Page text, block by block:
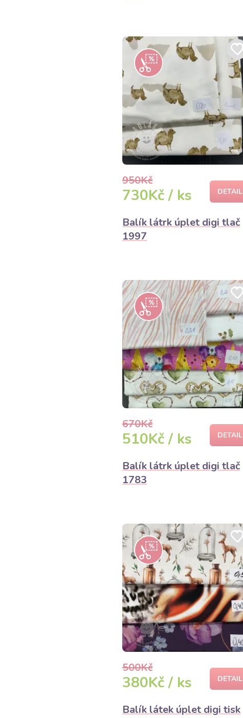
950Kč
730Kč / ks DETAIL
Balík látrk úplet digi tlač
1997
670Kč
510Kč / ks DETAIL
Balík látrk úplet digi tlač
1783
500Kč
380Kč / ks DETAIL
Balík látek úplet digi tisk